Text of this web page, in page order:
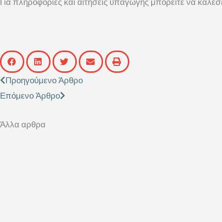
Για πληροφορίες και αιτήσεις υπαγωγής μπορείτε να
Prev
Προηγούμενο Άρθρο
Επόμενο Άρθρο
Next
Άλλα αρθρα